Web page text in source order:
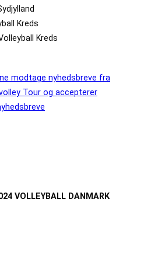
Kreds
Kreds
modtage nyhedsbreve fra
Tour og accepterer
VOLLEYBALL DANMARK